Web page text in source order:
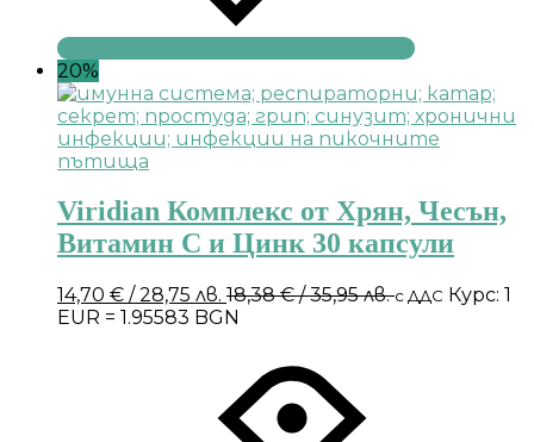
20%
Viridian Комплекс от Хрян, Чесън,
Витамин С и Цинк 30 капсули
14,70 € / 28,75 лв. 18,38€/ 35,95 лв.с ДДС Курс: 1
EUR = 1.95583 BGN